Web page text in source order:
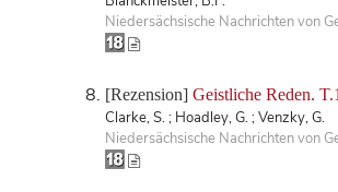
Niedersächsische Nachrichten von
[Rezension] Geistliche Reden.
Clarke, S. ; Hoadley, G. ; Venzky, G.
Niedersächsische Nachrichten von